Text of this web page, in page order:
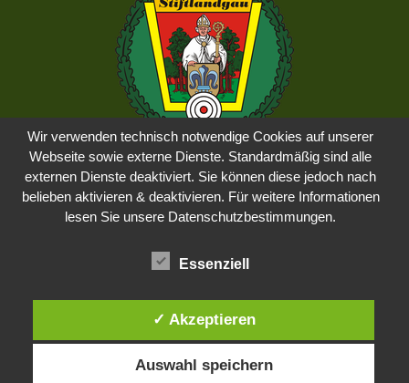
Impressum
© 2022 Schützenverein Groschlattengrün e.V.
Wir verwenden technisch notwendige Cookies auf unserer
Webseite sowie externe Dienste. Standardmäßig sind alle
externen Dienste deaktiviert. Sie können diese jedoch nach
belieben aktivieren & deaktivieren. Für weitere Informationen
lesen Sie unsere Datenschutzbestimmungen.
Essenziell
✓ Akzeptieren
Auswahl speichern